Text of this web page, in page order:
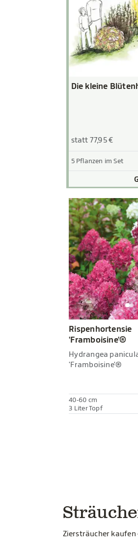
Die kleine
statt 77,95 €
5 Pflanzen im Set
Rispenhortensie
'Framboisine'®
Hydrangea
'Framboisine'®
40-60 cm
3 Liter Topf
Ziersträucher kaufen